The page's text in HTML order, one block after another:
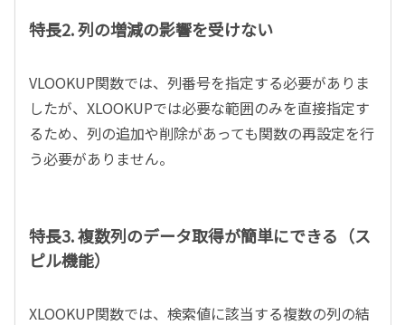
特長2. 列の増減の影響を受けない
VLOOKUP関数では、列番号を指定する必要がありま
したが、XLOOKUPでは必要な範囲のみを直接指定す
るため、列の追加や削除があっても関数の再設定を行
う必要がありません。
特長3. 複数列のデータ取得が簡単にできる（ス
ピル機能）
XLOOKUP関数では、検索値に該当する複数の列の結